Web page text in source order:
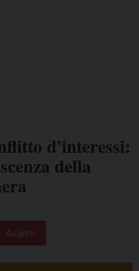
d'interessi:
della
Avanti